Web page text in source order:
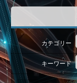
カテゴリー
キーワード